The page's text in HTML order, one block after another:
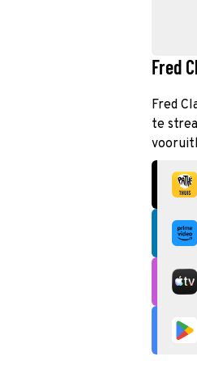
Fred
Fred
te